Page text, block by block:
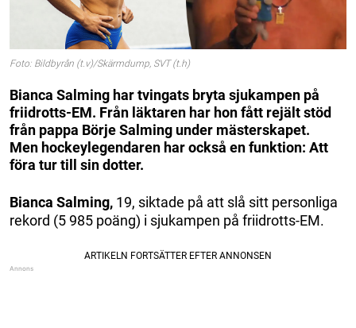
Foto: Bildbyrån (t.v)/Skärmdump, SVT (t.h)
Bianca Salming har tvingats bryta sjukampen på
friidrotts-EM. Från läktaren har hon fått rejält stöd
från pappa Börje Salming under mästerskapet.
Men hockeylegendaren har också en funktion: Att
föra tur till sin dotter.
Bianca Salming, 19, siktade på att slå sitt personliga
rekord (5 985 poäng) i sjukampen på friidrotts-EM.